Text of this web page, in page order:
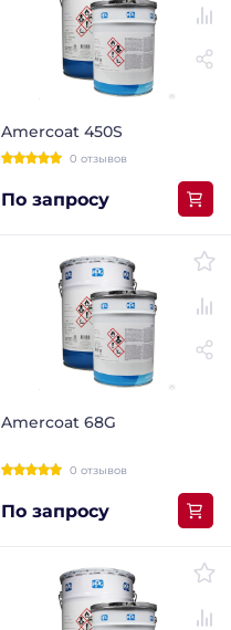
Amercoat 450S
0 отзывов
По запросу
Amercoat 68G
0 отзывов
По запросу